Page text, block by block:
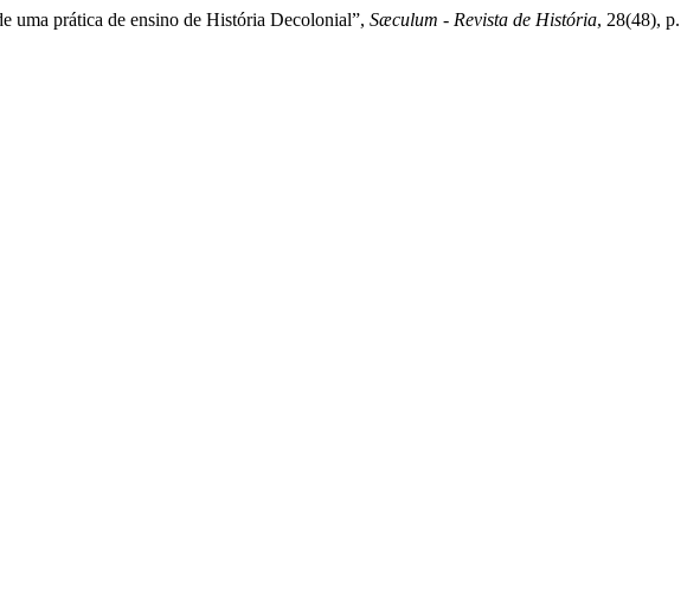
uma prática de ensino de História Decolonial”, Sæculum - Revista de História, 28(48), p.